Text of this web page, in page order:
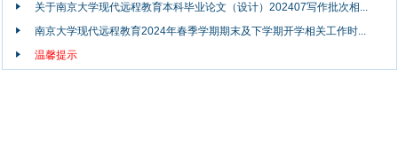
关于南京大学现代远程教育本科毕业论文（设计）202407写作批次相...
南京大学现代远程教育2024年春季学期期末及下学期开学相关工作时...
温馨提示